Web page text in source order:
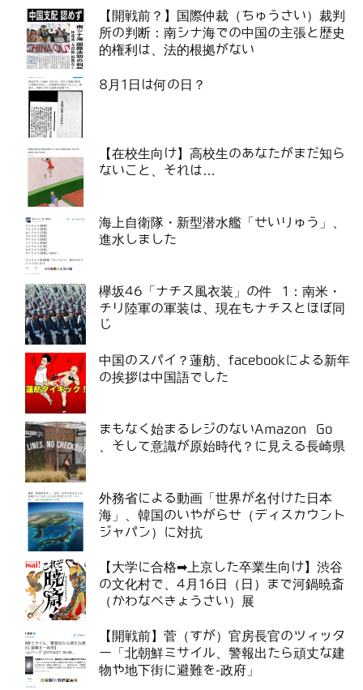
【開戦前？】国際仲裁（ちゅうさい）裁判
所の判断：南シナ海での中国の主張と歴史
的権利は、法的根拠がない
8月1日は何の日？
【在校生向け】高校生のあなたがまだ知ら
ないこと、それは…
海上自衛隊・新型潜水艦「せいりゅう」、
進水しました
欅坂46「ナチス風衣装」の件 1：南米・
チリ陸軍の軍装は、現在もナチスとほぼ同
じ
中国のスパイ？蓮舫、facebookによる新年
の挨拶は中国語でした
まもなく始まるレジのないAmazon Go
、そして意識が原始時代？に見える長崎県
外務省による動画「世界が名付けた日本
海」、韓国のいやがらせ（ディスカウント
ジャパン）に対抗
【大学に合格➡上京した卒業生向け】渋谷
の文化村で、4月16日（日）まで河鍋暁斎
（かわなべきょうさい）展
【開戦前】菅（すが）官房長官のツィッタ
ー「北朝鮮ミサイル、警報出たら頑丈な建
物や地下街に避難を-政府」